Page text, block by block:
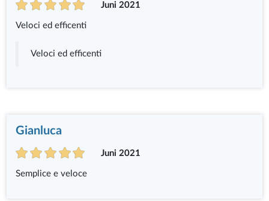
Juni 2021
Veloci ed efficenti
Veloci ed efficenti
Gianluca
Juni 2021
Semplice e veloce